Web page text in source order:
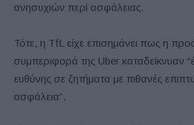
ανησυχιών περί ασφάλειας.
Τότε, η TfL είχε επισημάνει πως η
συμπεριφορά της Uber καταδείκνυαν
ευθύνης σε ζητήματα με πιθανές
ασφάλεια”.